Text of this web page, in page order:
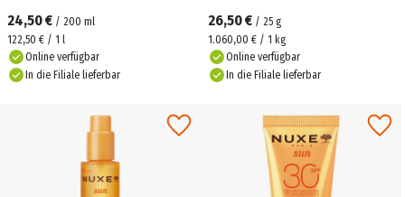
24,50 € / 200 ml
122,50 € / 1 l
Online verfügbar
In die Filiale lieferbar
26,50 € / 25 g
1.060,00 € / 1 kg
Online verfügbar
In die Filiale lieferbar